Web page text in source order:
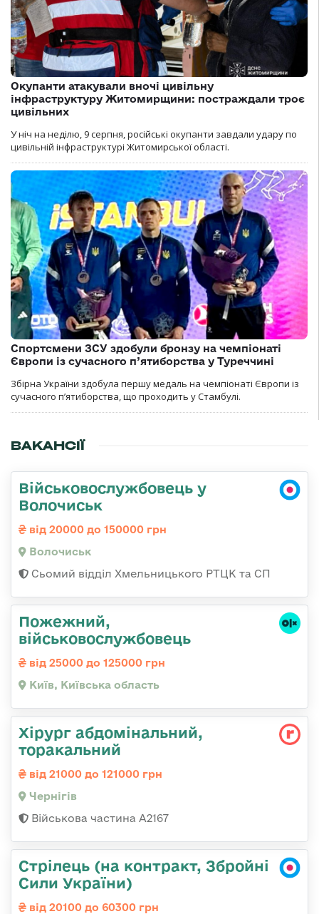
Окупанти атакували вночі цивільну
інфраструктуру Житомирщини: постраждали троє
цивільних
У ніч на неділю, 9 серпня, російські окупанти завдали удару по
цивільній інфраструктурі Житомирської області.
Спортсмени ЗСУ здобули бронзу на чемпіонаті
Європи із сучасного п’ятиборства у Туреччині
Збірна України здобула першу медаль на чемпіонаті Європи із
сучасного п’ятиборства, що проходить у Стамбулі.
ВАКАНСІЇ
Військовослужбовець у
Волочиськ
від 20000 до 150000 грн
Волочиськ
Сьомий відділ Хмельницького РТЦК та СП
Пожежний,
військовослужбовець
від 25000 до 125000 грн
Київ, Київська область
Хірург абдомінальний,
торакальний
від 21000 до 121000 грн
Чернігів
Військова частина А2167
Стрілець (на контракт, Збройні
Сили України)
від 20100 до 60300 грн